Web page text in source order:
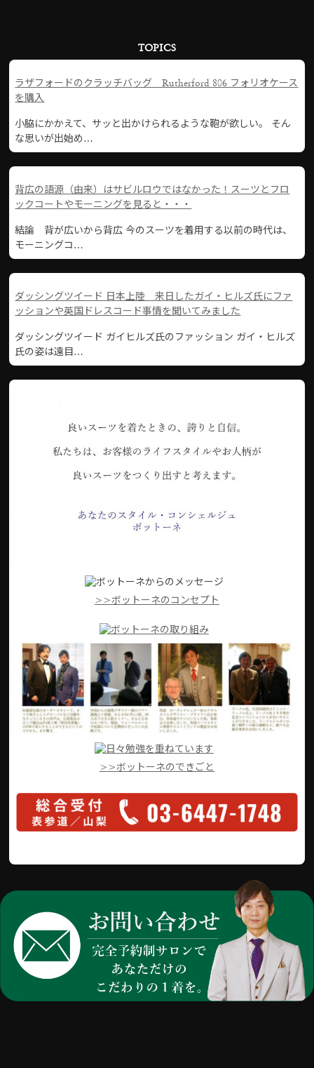
TOPICS
ラザフォードのクラッチバッグ Rutherford 806 フォリオケース
を購入
小脇にかかえて、サッと出かけられるような鞄が欲しい。 そん
な思いが出始め…
背広の語源（由来）はサビルロウではなかった！スーツとフロ
ックコートやモーニングを見ると・・・
結論 背が広いから背広 今のスーツを着用する以前の時代は、
モーニングコ…
ダッシングツイード 日本上陸 来日したガイ・ヒルズ氏にファ
ッションや英国ドレスコード事情を聞いてみました
ダッシングツイード ガイヒルズ氏のファッション ガイ・ヒルズ
氏の姿は遠目…
>>ボットーネのコンセプト
>>ボットーネのできごと